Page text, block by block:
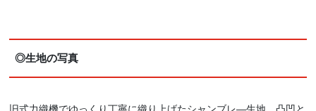
◎生地の写真